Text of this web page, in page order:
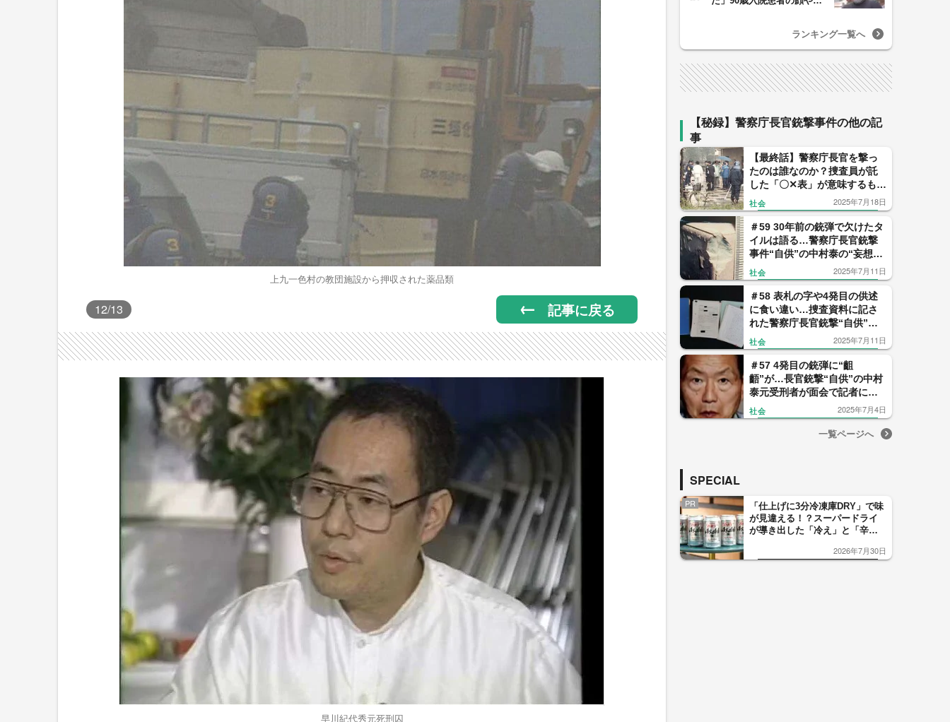
上九一色村の教団施設から押収された薬品類
12/13 記事に戻る
早川紀代秀元死刑囚
ランキング一覧へ
【秘録】警察庁長官銃撃事件の他の記
事
【最終話】警察庁長官を撃っ
たのは誰なのか？捜査員が託
した「〇✕表」が意味するも
の…未解決重大事件の犯人像
社会 2025年7月18日
＃59 30年前の銃弾で欠けたタ
イルは語る…警察庁長官銃撃
事件“自供”の中村泰の“妄想”
打ち砕く現場
社会 2025年7月11日
＃58 表札の字や4発目の供述
に食い違い…捜査資料に記さ
れた警察庁長官銃撃“自供”の
中村泰が真犯人ではない6つの
理由
社会 2025年7月11日
＃57 4発目の銃弾に“齟
齬”が…長官銃撃“自供”の中村
泰元受刑者が面会で記者に語
った犯行の一部始終「私が撃
ちました」
社会 2025年7月4日
一覧ページへ
SPECIAL
PR
「仕上げに3分冷凍庫DRY」で味
が見違える！？スーパードライ
が導き出した「冷え」と「辛
した「辛口カーブ」が飲み頃の
2026年7月30日